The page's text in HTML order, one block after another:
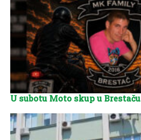
U subotu Moto skup u Brestaču